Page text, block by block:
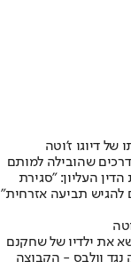
שהובילה למותם
העליון: "סגירת
להגיש תביעה אזרחית"
את ילדיו של שחקנם
וולבס - הקבוצה